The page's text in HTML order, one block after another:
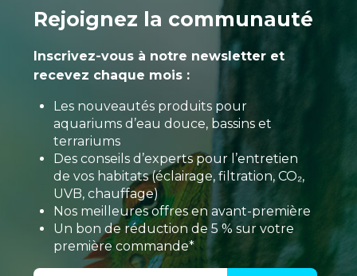
Rejoignez la communauté
Inscrivez-vous à notre newsletter et
recevez chaque mois :
Les nouveautés produits pour
aquariums d’eau douce, bassins et
terrariums
Des conseils d’experts pour l’entretien
de vos habitats (éclairage, filtration, CO₂,
UVB, chauffage)
Nos meilleures offres en avant-première
Un bon de réduction de 5 % sur votre
première commande*